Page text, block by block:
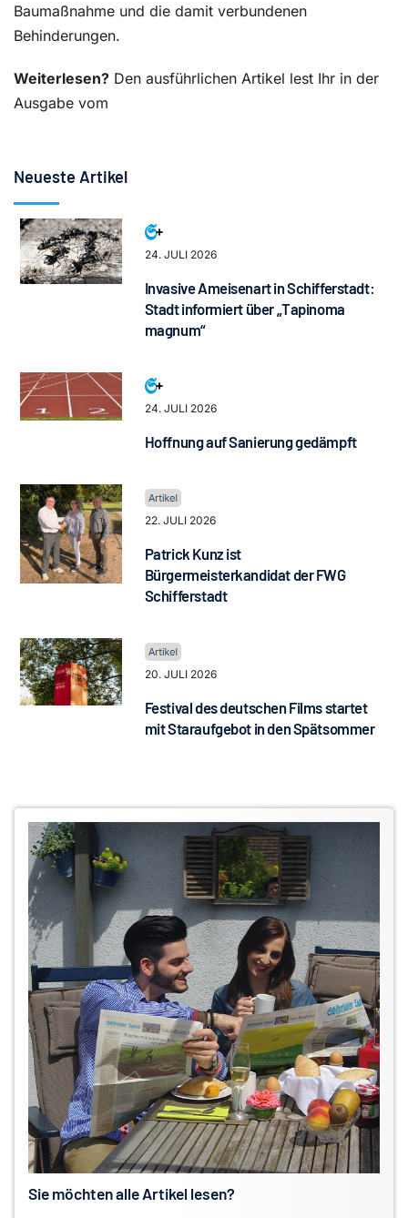
Baumaßnahme und die damit verbundenen
Behinderungen.
Weiterlesen? Den ausführlichen Artikel lest Ihr in der
Ausgabe vom
Neueste Artikel
24. JULI 2026
Invasive Ameisenart in Schifferstadt:
Stadt informiert über „Tapinoma
magnum“
24. JULI 2026
Hoffnung auf Sanierung gedämpft
22. JULI 2026
Patrick Kunz ist
Bürgermeisterkandidat der FWG
Schifferstadt
20. JULI 2026
Festival des deutschen Films startet
mit Staraufgebot in den Spätsommer
Sie möchten alle Artikel lesen?